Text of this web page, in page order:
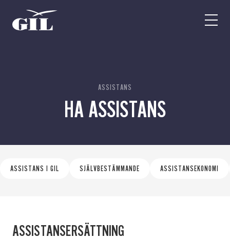
Open
Utbildningar & Event
Kontakt
Kampanjer
ASSISTANS
HA ASSISTANS
ASSISTANS I GIL SJÄLVBESTÄMMANDE ASSISTANSEKONOMI
ASSISTANSERSÄTTNING